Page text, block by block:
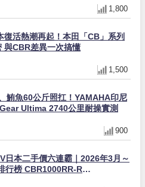
1,800
復活熱潮再起！本田「CB」系列
與CBR差異一次搞懂
1,500
鮪魚60公斤照扛！YAMAHA印尼
Ultima 2740公里耐操實測
900
日本二手價六連霸｜2026年3月～
行榜 CBR1000RR-R